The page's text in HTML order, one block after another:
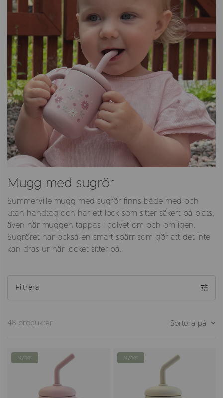
Mugg med sugrör
Summerville mugg med sugrör finns både med och
utan handtag och har ett lock som sitter säkert på plats,
även när muggen tappas i golvet om och om igen.
Sugröret har också en smart spärr som gör att det inte
kan dras ur när locket sitter på.
Filtrera
48 produkter Sortera på
Nyhet Nyhet